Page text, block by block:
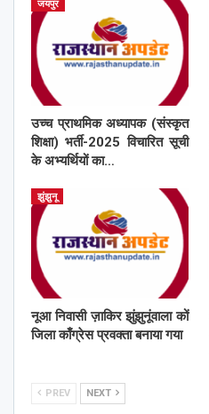
जयपुर
उच्च प्राथमिक अध्यापक (संस्कृत
शिक्षा) भर्ती-2025 विचारित सूची
के अभ्यर्थियों का…
झुंझुनू
नूआ निवासी ज़ाकिर झुंझुनूंवाला कों
जिला काँग्रेस प्रवक्ता बनाया गया
PREV NEXT